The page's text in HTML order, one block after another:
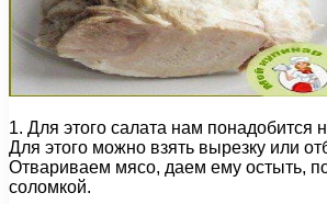
1. Для этого салата нам понадобится
Для этого можно взять вырезку или
Отвариваем мясо, даем ему остыть,
соломкой.